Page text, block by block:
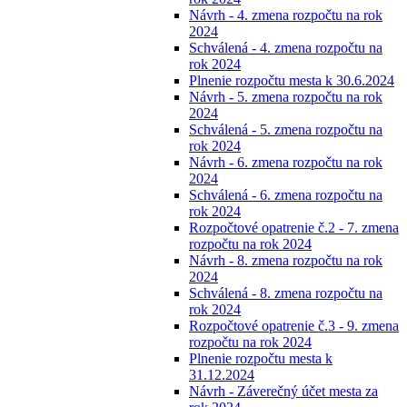
Návrh - 4. zmena rozpočtu na rok
2024
Schválená - 4. zmena rozpočtu na
rok 2024
Plnenie rozpočtu mesta k 30.6.2024
Návrh - 5. zmena rozpočtu na rok
2024
Schválená - 5. zmena rozpočtu na
rok 2024
Návrh - 6. zmena rozpočtu na rok
2024
Schválená - 6. zmena rozpočtu na
rok 2024
Rozpočtové opatrenie č.2 - 7. zmena
rozpočtu na rok 2024
Návrh - 8. zmena rozpočtu na rok
2024
Schválená - 8. zmena rozpočtu na
rok 2024
Rozpočtové opatrenie č.3 - 9. zmena
rozpočtu na rok 2024
Plnenie rozpočtu mesta k
31.12.2024
Návrh - Záverečný účet mesta za